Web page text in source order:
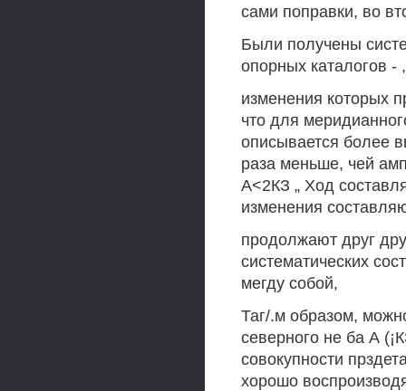
сами поправки, во
Были получены
опорных каталогов -
изменения которых
что для
описывается более
раза меньше, чей
А<2КЗ „ Ход
изменения
продолжают друг
систематических
мегду собой,
Таг/.м образом,
северного не ба А
совокупности
хорошо